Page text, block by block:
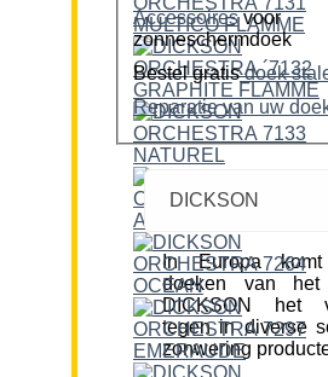
Accessoiresvoor
zonneschermdoek
Bestel gratis doek
Reparatie van uw
DICKSON
In Europa
doeken van het
DICKSON het
tegen in diverse
zonwering